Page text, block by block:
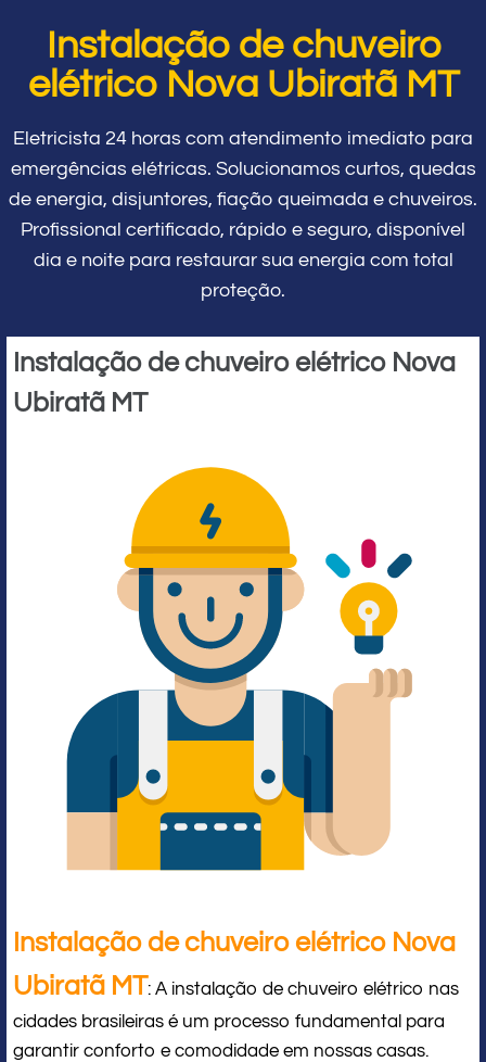
Instalação de chuveiro
elétrico Nova Ubiratã MT
Eletricista 24 horas com atendimento imediato para
emergências elétricas. Solucionamos curtos, quedas
de energia, disjuntores, fiação queimada e chuveiros.
Profissional certificado, rápido e seguro, disponível
dia e noite para restaurar sua energia com total
proteção.
Instalação de chuveiro elétrico Nova
Ubiratã MT
Instalação de chuveiro elétrico Nova
Ubiratã MT: A instalação de chuveiro elétrico nas
cidades brasileiras é um processo fundamental para
garantir conforto e comodidade em nossas casas.